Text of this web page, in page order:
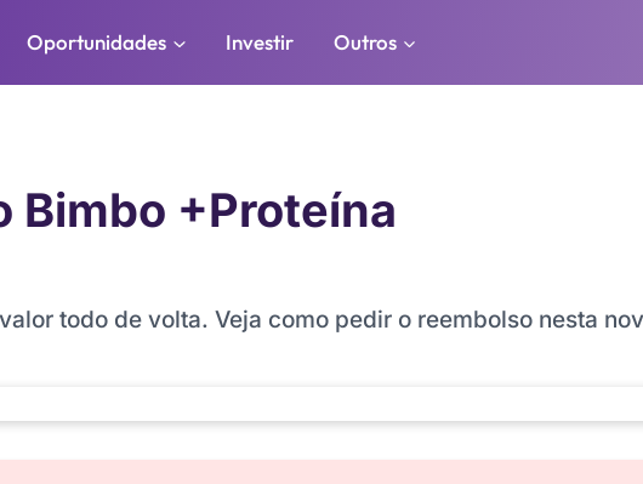
Oportunidades Investir Outros
Bimbo +Proteína
todo de volta. Veja como pedir o reembolso nesta